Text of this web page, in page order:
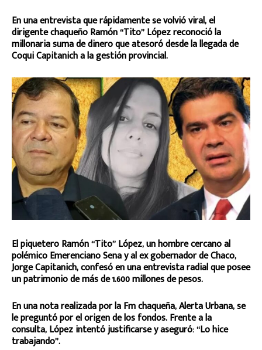
En una entrevista que rápidamente se volvió viral, el
dirigente chaqueño Ramón “Tito” López reconoció la
millonaria suma de dinero que atesoró desde la llegada de
Coqui Capitanich a la gestión provincial.
El piquetero Ramón “Tito” López, un hombre cercano al
polémico Emerenciano Sena y al ex gobernador de Chaco,
Jorge Capitanich, confesó en una entrevista radial que posee
un patrimonio de más de 1.600 millones de pesos.
En una nota realizada por la Fm chaqueña, Alerta Urbana, se
le preguntó por el origen de los fondos. Frente a la
consulta, López intentó justificarse y aseguró: “Lo hice
trabajando”.